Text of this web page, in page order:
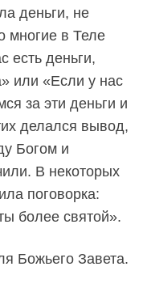
деньги, не
многие в Теле
есть деньги,
или «Если у нас
за эти деньги и
делался вывод,
Богом и
В некоторых
поговорка:
более святой».
Божьего Завета.